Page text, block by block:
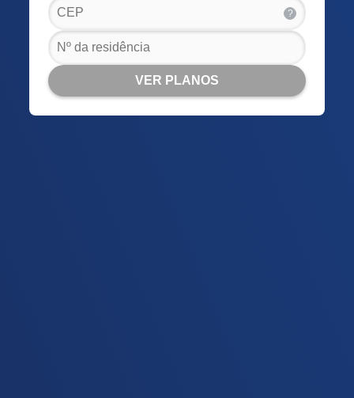
?
VER PLANOS